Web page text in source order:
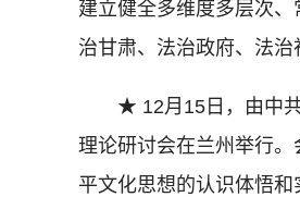
建立健全多维度多层次
治甘肃、法治政府、法治
★ 12月15日，由中共
理论研讨会在兰州举行
平文化思想的认识体悟和